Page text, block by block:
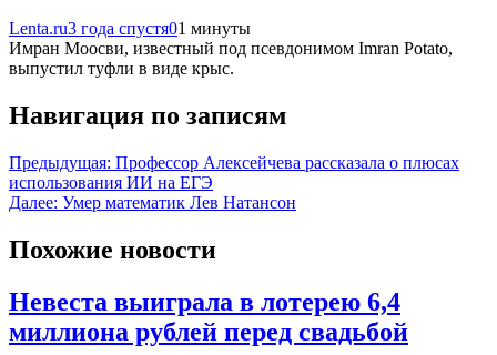
Lenta.ru3 года спустя01 минуты
Имран Моосви, известный под псевдонимом Imran Potato,
выпустил туфли в виде крыс.
Навигация по записям
Предыдущая: Профессор Алексейчева рассказала о плюсах
использования ИИ на ЕГЭ
Далее: Умер математик Лев Натансон
Похожие новости
Невеста выиграла в лотерею 6,4
миллиона рублей перед свадьбой